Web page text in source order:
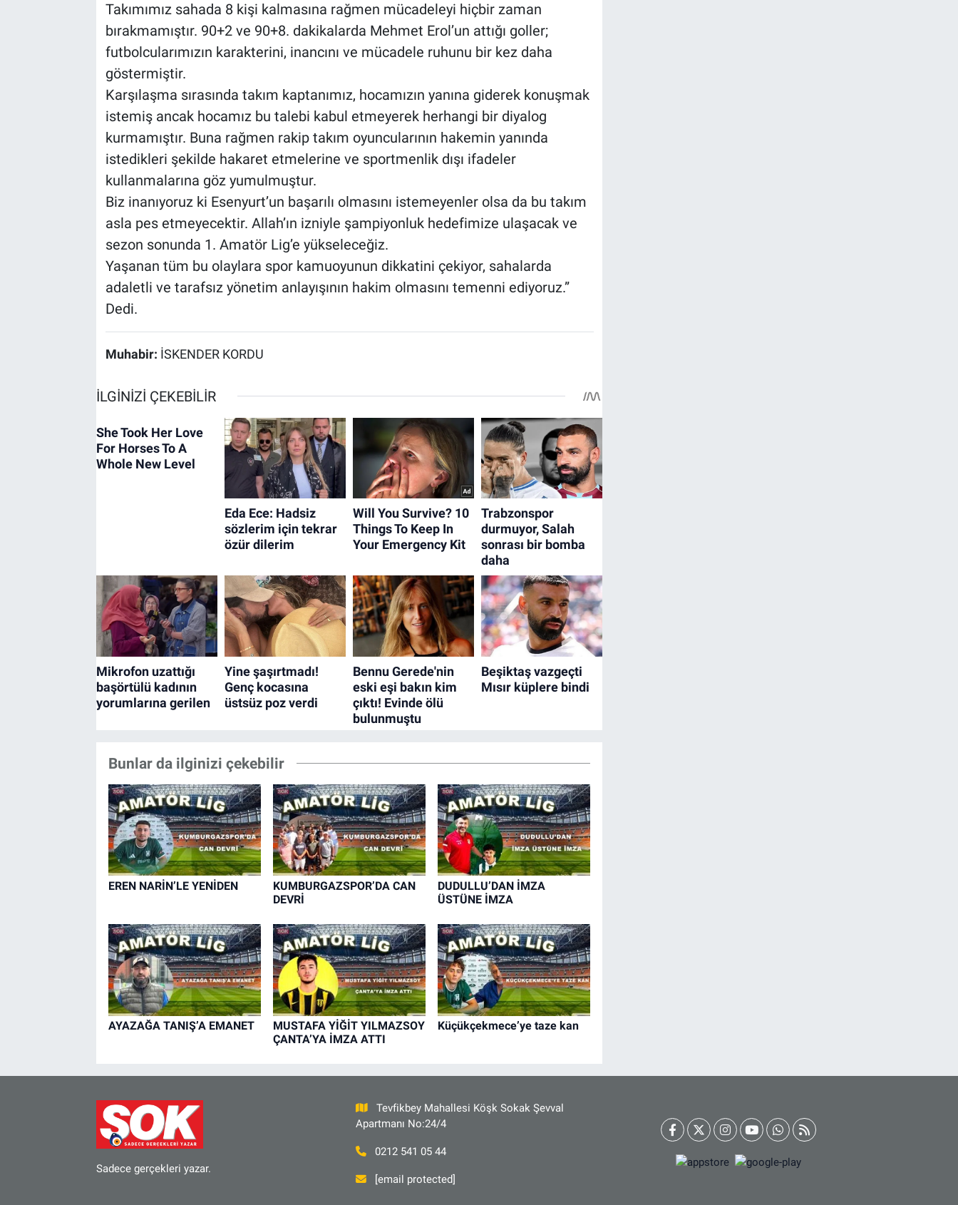
Takımımız sahada 8 kişi kalmasına rağmen mücadeleyi hiçbir zaman
bırakmamıştır. 90+2 ve 90+8. dakikalarda Mehmet Erol’un attığı goller;
futbolcularımızın karakterini, inancını ve mücadele ruhunu bir kez daha
göstermiştir.
Karşılaşma sırasında takım kaptanımız, hocamızın yanına giderek konuşmak
istemiş ancak hocamız bu talebi kabul etmeyerek herhangi bir diyalog
kurmamıştır. Buna rağmen rakip takım oyuncularının hakemin yanında
istedikleri şekilde hakaret etmelerine ve sportmenlik dışı ifadeler
kullanmalarına göz yumulmuştur.
Biz inanıyoruz ki Esenyurt’un başarılı olmasını istemeyenler olsa da bu takım
asla pes etmeyecektir. Allah’ın izniyle şampiyonluk hedefimize ulaşacak ve
sezon sonunda 1. Amatör Lig’e yükseleceğiz.
Yaşanan tüm bu olaylara spor kamuoyunun dikkatini çekiyor, sahalarda
adaletli ve tarafsız yönetim anlayışının hakim olmasını temenni ediyoruz.”
Dedi.
Muhabir: İSKENDER KORDU
Bunlar da ilginizi çekebilir
EREN NARİN’LE YENİDEN
KUMBURGAZSPOR’DA CAN
DEVRİ
DUDULLU’DAN İMZA
ÜSTÜNE İMZA
AYAZAĞA TANIŞ’A EMANET
MUSTAFA YİĞİT YILMAZSOY
ÇANTA’YA İMZA ATTI
Küçükçekmece’ye taze kan
Sadece gerçekleri yazar.
Tevfikbey Mahallesi Köşk Sokak Şevval
Apartmanı No:24/4
0212 541 05 44
[email protected]